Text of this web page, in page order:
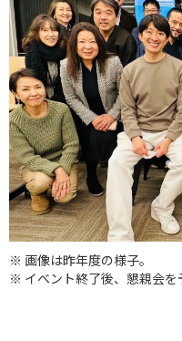
※ 画像は昨年度の様子。
※ イベント終了後、懇親会を